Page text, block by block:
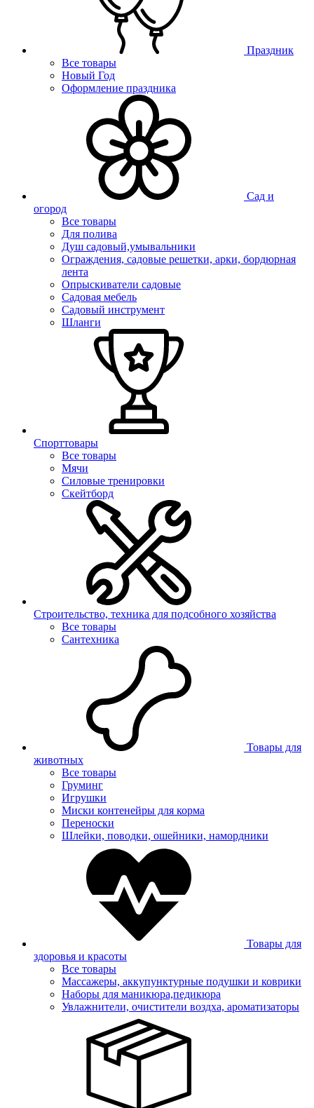
Праздник
Все товары
Новый Год
Оформление праздника
Сад и
огород
Все товары
Для полива
Душ садовый,умывальники
Ограждения, садовые решетки, арки, бордюрная
лента
Опрыскиватели садовые
Садовая мебель
Садовый инструмент
Шланги
Спорттовары
Все товары
Мячи
Силовые тренировки
Скейтборд
Строительство, техника для подсобного хозяйства
Все товары
Сантехника
Товары для
животных
Все товары
Груминг
Игрушки
Миски контенейры для корма
Переноски
Шлейки, поводки, ошейники, намордники
Товары для
здоровья и красоты
Все товары
Массажеры, аккупунктурные подушки и коврики
Наборы для маникюра,педикюра
Увлажнители, очистители воздха, ароматизаторы